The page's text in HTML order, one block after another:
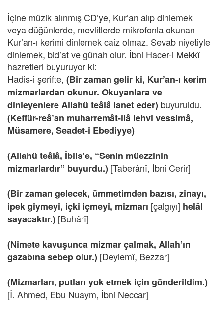
İçine müzik alınmış CD’ye, Kur’an alıp dinlemek
veya düğünlerde, mevlitlerde mikrofonla okunan
Kur’an-ı kerimi dinlemek caiz olmaz. Sevab niyetiyle
dinlemek, bid’at ve günah olur. İbni Hacer-i Mekkî
hazretleri buyuruyor ki:
Hadis-i şerifte, (Bir zaman gelir ki, Kur’an-ı kerim
mizmarlardan okunur. Okuyanlara ve
dinleyenlere Allahü teâlâ lanet eder) buyuruldu.
(Keffür-reâ’an muharremât-ilâ lehvi vessimâ,
Müsamere, Seadet-i Ebediyye)
(Allahü teâlâ, İblis’e, “Senin müezzinin
mizmarlardır” buyurdu.) [Taberânî, İbni Cerir]
(Bir zaman gelecek, ümmetimden bazısı, zinayı,
ipek giymeyi, içki içmeyi, mizmarı [çalgıyı] helâl
sayacaktır.) [Buhârî]
(Nimete kavuşunca mizmar çalmak, Allah’ın
gazabına sebep olur.) [Deylemî, Bezzar]
(Mizmarları, putları yok etmek için gönderildim.)
[İ. Ahmed, Ebu Nuaym, İbni Neccar]